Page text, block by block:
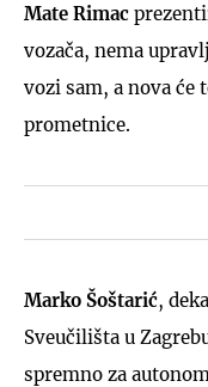
Mate Rimac
vozača, nema
vozi sam, a nova
prometnice.
Marko Šoštarić,
Sveučilišta u
spremno za